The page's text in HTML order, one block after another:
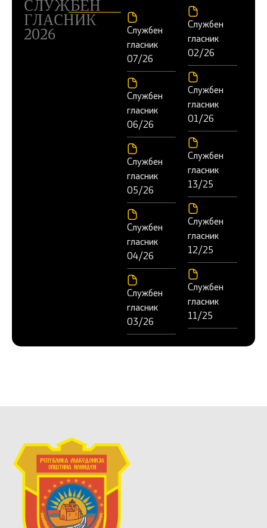
СЛУЖБЕН
ГЛАСНИК
2026
Службен
гласник
07/26
Службен
гласник
06/26
Службен
гласник
05/26
Службен
гласник
04/26
Службен
гласник
03/26
Службен
гласник
02/26
Службен
гласник
01/26
Службен
гласник
13/25
Службен
гласник
12/25
Службен
гласник
11/25